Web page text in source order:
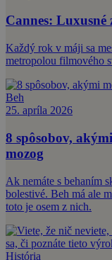
Cannes: Luxusné
Každý rok v máji sa
metropolou filmového
Beh
25. apríla 2026
8 spôsobov,
mozog
Ak nemáte s behaním
bolestivé. Beh má ale
toto je osem z nich.
História